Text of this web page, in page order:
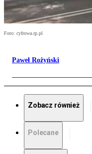
Foto: cyfrowa.rp.pl
Paweł Rożyński
Zobacz również
Polecane